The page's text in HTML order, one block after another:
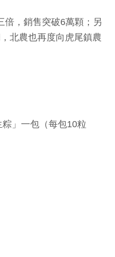
，銷售突破6萬顆；另
北農也再度向虎尾鎮農
」一包（每包10粒